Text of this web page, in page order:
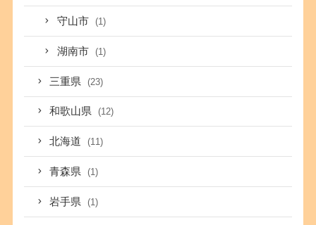
守山市 (1)
湖南市 (1)
三重県 (23)
和歌山県 (12)
北海道 (11)
青森県 (1)
岩手県 (1)